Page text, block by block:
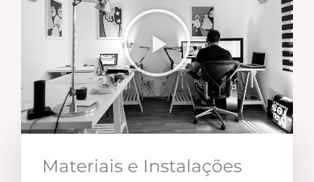
Materiais e Instalações